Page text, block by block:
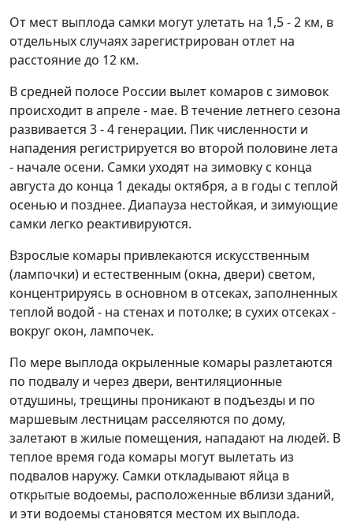
От мест выплода самки могут улетать на 1,5 - 2 км, в
отдельных случаях зарегистрирован отлет на
расстояние до 12 км.
В средней полосе России вылет комаров с зимовок
происходит в апреле - мае. В течение летнего сезона
развивается 3 - 4 генерации. Пик численности и
нападения регистрируется во второй половине лета
- начале осени. Самки уходят на зимовку с конца
августа до конца 1 декады октября, а в годы с теплой
осенью и позднее. Диапауза нестойкая, и зимующие
самки легко реактивируются.
Взрослые комары привлекаются искусственным
(лампочки) и естественным (окна, двери) светом,
концентрируясь в основном в отсеках, заполненных
теплой водой - на стенах и потолке; в сухих отсеках -
вокруг окон, лампочек.
По мере выплода окрыленные комары разлетаются
по подвалу и через двери, вентиляционные
отдушины, трещины проникают в подъезды и по
маршевым лестницам расселяются по дому,
залетают в жилые помещения, нападают на людей. В
теплое время года комары могут вылетать из
подвалов наружу. Самки откладывают яйца в
открытые водоемы, расположенные вблизи зданий,
и эти водоемы становятся местом их выплода.